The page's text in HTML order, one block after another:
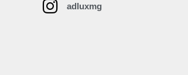
adluxmg